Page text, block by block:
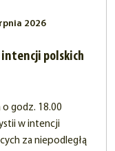
2026
intencji polskich
o godz. 18.00
w intencji
za niepodległą